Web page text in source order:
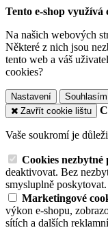
Tento e-shop využívá
Na našich webových
Některé z nich jsou
tento web a váš
cookies?
Nastavení
Souhlasím
Zavřít cookie lištu
Vaše soukromí je
Cookies nezbytné
deaktivovat. Bez
smysluplně poskytovat.
Marketingové
výkon e-shopu,
sítích a dalších